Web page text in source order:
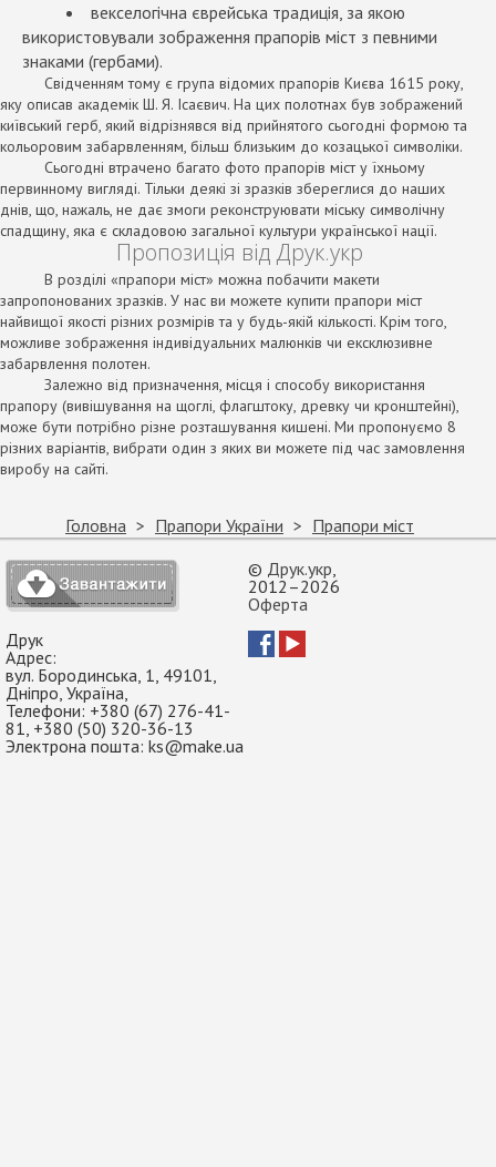
векселогічна єврейська традиція, за якою
використовували зображення прапорів міст з певними
знаками (гербами).
Свідченням тому є група відомих прапорів Києва 1615 року,
яку описав академік Ш. Я. Ісаєвич. На цих полотнах був зображений
київський герб, який відрізнявся від прийнятого сьогодні формою та
кольоровим забарвленням, більш близьким до козацької символіки.
Сьогодні втрачено багато фото прапорів міст у їхньому
первинному вигляді. Тільки деякі зі зразків збереглися до наших
днів, що, нажаль, не дає змоги реконструювати міську символічну
спадщину, яка є складовою загальної культури української нації.
Пропозиція від Друк.укр
В розділі «прапори міст» можна побачити макети
запропонованих зразків. У нас ви можете купити прапори міст
найвищої якості різних розмірів та у будь-якій кількості. Крім того,
можливе зображення індивідуальних малюнків чи ексклюзивне
забарвлення полотен.
Залежно від призначення, місця і способу використання
прапору (вивішування на щоглі, флагштоку, древку чи кронштейні),
може бути потрібно різне розташування кишені. Ми пропонуємо 8
різних варіантів, вибрати один з яких ви можете під час замовлення
виробу на сайті.
Головна Прапори України
Прапори міст
© Друк.укр,
2012–2026
Оферта
Друк
Адрес:
вул. Бородинська, 1, 49101,
Дніпро, Україна,
Телефони: +380 (67) 276-41-
81, +380 (50) 320-36-13
Электрона пошта: ks@make.ua